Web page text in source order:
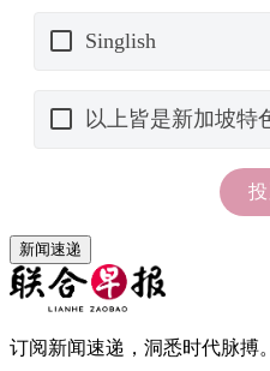
新闻速递
订阅新闻速递，洞悉时代脉搏。